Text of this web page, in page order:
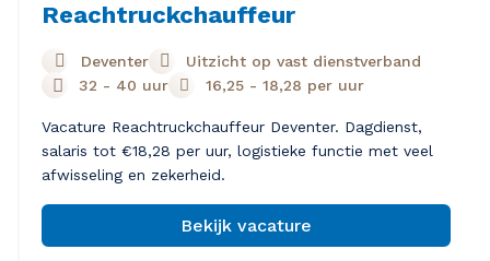
Reachtruckchauffeur
Deventer
Uitzicht op vast dienstverband
32 - 40 uur
16,25 - 18,28 per uur
Vacature Reachtruckchauffeur Deventer. Dagdienst,
salaris tot €18,28 per uur, logistieke functie met veel
afwisseling en zekerheid.
Bekijk vacature